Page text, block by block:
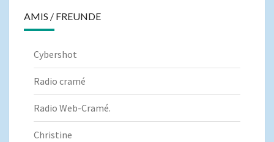
AMIS / FREUNDE
Cybershot
Radio cramé
Radio Web-Cramé.
Christine